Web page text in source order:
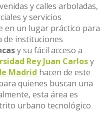
y calles arboladas,
y servicios
en un lugar práctico para
de instituciones
y su fácil acceso a
Rey Juan Carlosy
Madrid hacen de este
quienes buscan una
esta área es
urbano tecnológico